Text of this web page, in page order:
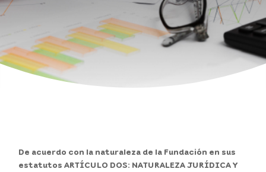
Contacto
Transparencia
Participa
De acuerdo con la naturaleza de la Fundación en sus
estatutos ARTÍCULO DOS: NATURALEZA JURÍDICA Y